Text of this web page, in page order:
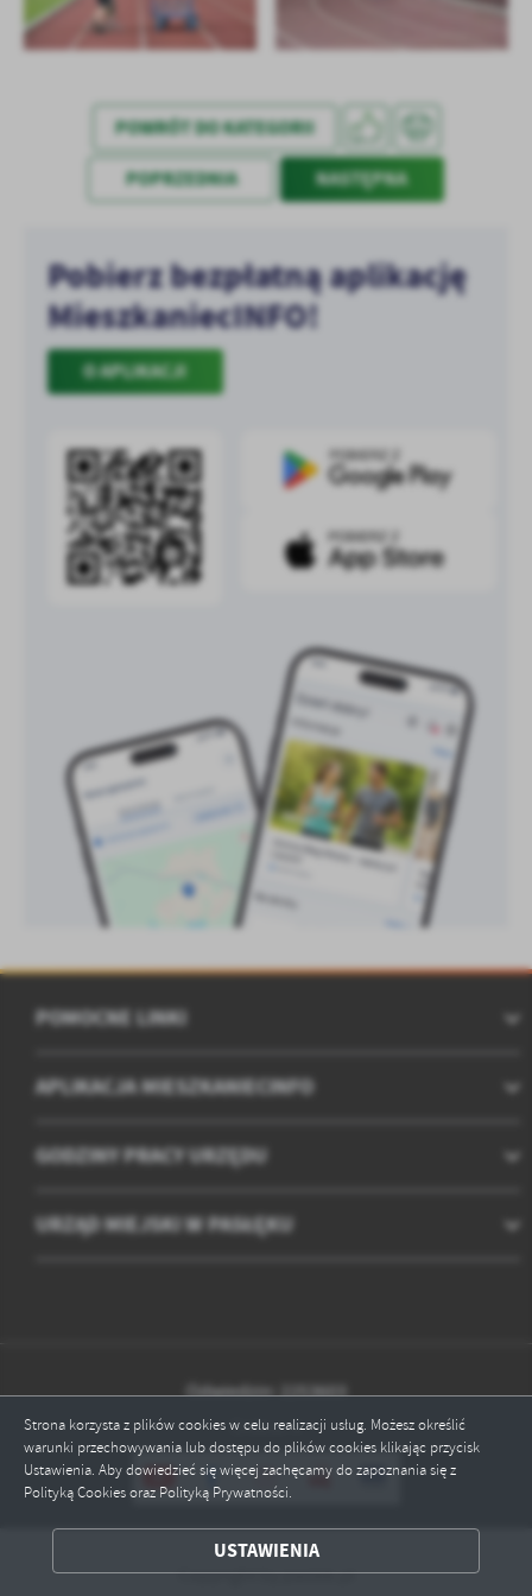
Strona korzysta z plików cookies w celu realizacji usług. Możesz określić
warunki przechowywania lub dostępu do plików cookies klikając przycisk
Ustawienia. Aby dowiedzieć się więcej zachęcamy do zapoznania się z
Polityką Cookies oraz Polityką Prywatności.
USTAWIENIA
treści w postaci wiadomości, ofert, komunikatów mediów
społecznościowych.
ZAPISZ WYBRANE
POWRÓT DO KATEGORII
POPRZEDNIA NASTĘPNA
Pobierz bezpłatną aplikację
MieszkaniecINFO!
O APLIKACJI
POMOCNE LINKI
APLIKACJA MIESZKANIECINFO
GODZINY PRACY URZĘDU
URZĄD MIEJSKI W PASŁĘKU
Odwiedzin: 2253603
Online: 9
Copyright by paslek.pl